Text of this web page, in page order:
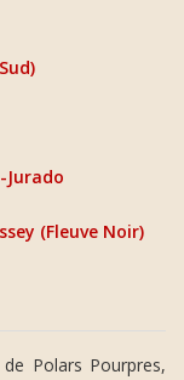
Jurado
(Fleuve Noir)
Polars Pourpres,